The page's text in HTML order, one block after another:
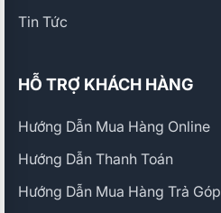
Tin Tức
HỖ TRỢ KHÁCH HÀNG
Hướng Dẫn Mua Hàng Online
Hướng Dẫn Thanh Toán
Hướng Dẫn Mua Hàng Trả Góp